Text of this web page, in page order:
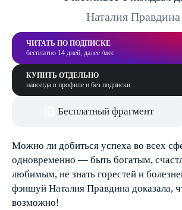
Наталия Правдина
ЧИТАТЬ ПО ПОДПИСКЕ
бесплатно 14 дней, далее /мес
КУПИТЬ ОТДЕЛЬНО
навсегда в профиле и без подписки
Бесплатный фрагмент
Можно ли добиться успеха во всех
одновременно — быть богатым,
любимым, не знать горестей и
фэншуй Наталия Правдина доказала,
возможно!